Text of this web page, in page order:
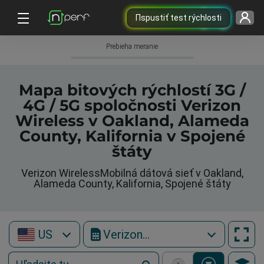
Пspustiť test rýchlosti
Prebieha meranie
Mapa bitových rýchlostí 3G /
4G / 5G spoločnosti Verizon
Wireless v Oakland, Alameda
County, Kalifornia v Spojené
štáty
Verizon WirelessMobilná dátová sieť v Oakland,
Alameda County, Kalifornia, Spojené štáty
US Verizon Wireless